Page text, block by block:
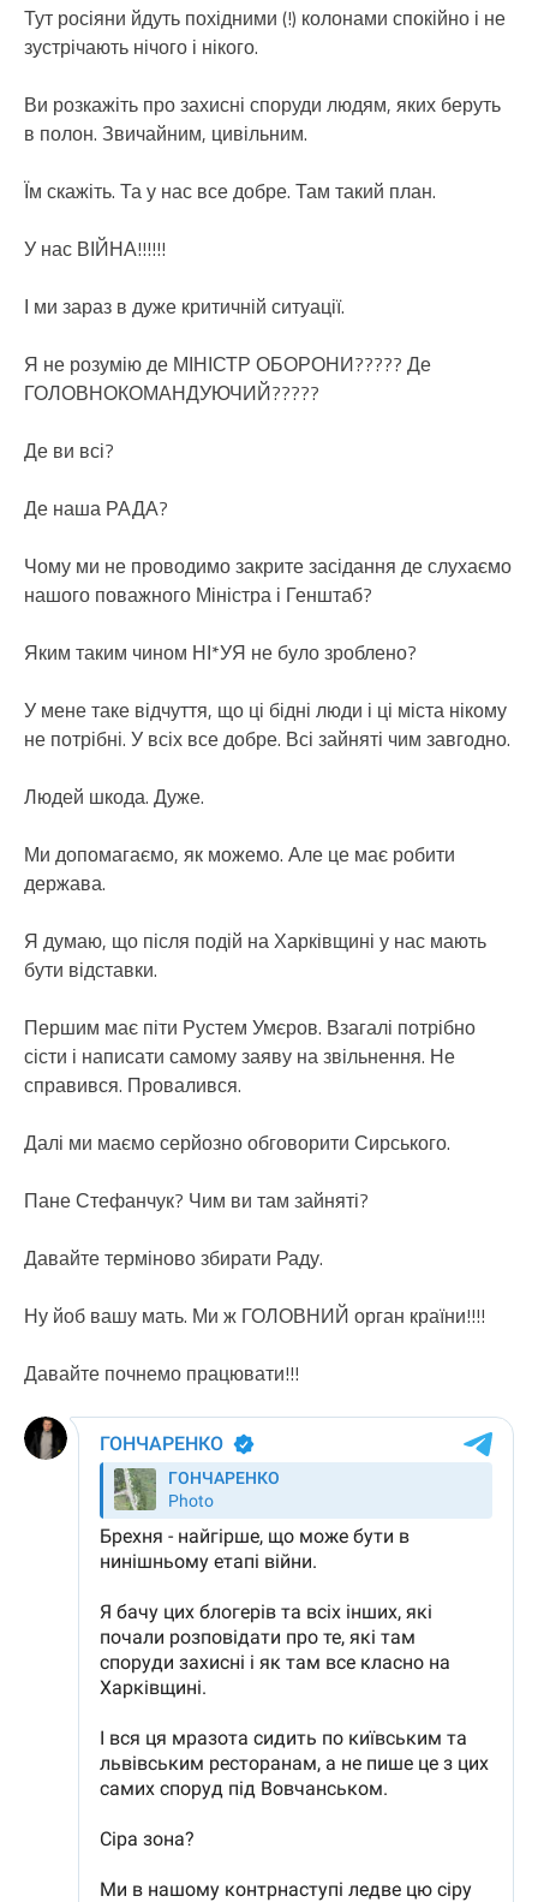
Тут росіяни йдуть похідними (!) колонами спокійно і не
зустрічають нічого і нікого.
Ви розкажіть про захисні споруди людям, яких беруть
в полон. Звичайним, цивільним.
Їм скажіть. Та у нас все добре. Там такий план.
У нас ВІЙНА!!!!!!
І ми зараз в дуже критичній ситуації.
Я не розумію де МІНІСТР ОБОРОНИ????? Де
ГОЛОВНОКОМАНДУЮЧИЙ?????
Де ви всі?
Де наша РАДА?
Чому ми не проводимо закрите засідання де слухаємо
нашого поважного Міністра і Генштаб?
Яким таким чином НІ*УЯ не було зроблено?
У мене таке відчуття, що ці бідні люди і ці міста нікому
не потрібні. У всіх все добре. Всі зайняті чим завгодно.
Людей шкода. Дуже.
Ми допомагаємо, як можемо. Але це має робити
держава.
Я думаю, що після подій на Харківщині у нас мають
бути відставки.
Першим має піти Рустем Умєров. Взагалі потрібно
сісти і написати самому заяву на звільнення. Не
справився. Провалився.
Далі ми маємо серйозно обговорити Сирського.
Пане Стефанчук? Чим ви там зайняті?
Давайте терміново збирати Раду.
Ну йоб вашу мать. Ми ж ГОЛОВНИЙ орган країни!!!!
Давайте почнемо працювати!!!